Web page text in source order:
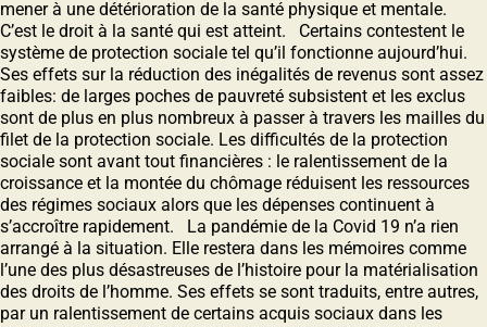
mener à une détérioration de la santé physique et mentale.
C’est le droit à la santé qui est atteint. Certains contestent le
système de protection sociale tel qu’il fonctionne aujourd’hui.
Ses effets sur la réduction des inégalités de revenus sont assez
faibles: de larges poches de pauvreté subsistent et les exclus
sont de plus en plus nombreux à passer à travers les mailles du
filet de la protection sociale. Les difficultés de la protection
sociale sont avant tout financières : le ralentissement de la
croissance et la montée du chômage réduisent les ressources
des régimes sociaux alors que les dépenses continuent à
s’accroître rapidement. La pandémie de la Covid 19 n’a rien
arrangé à la situation. Elle restera dans les mémoires comme
l’une des plus désastreuses de l’histoire pour la matérialisation
des droits de l’homme. Ses effets se sont traduits, entre autres,
par un ralentissement de certains acquis sociaux dans les